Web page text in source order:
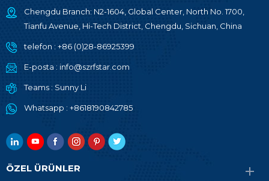
Chengdu Branch: N2-1604, Global Center, North No. 1700,
Tianfu Avenue, Hi-Tech District, Chengdu, Sichuan, China
telefon : +86 (0)28-86925399
E-posta : info@szrfstar.com
Teams : Sunny Li
Whatsapp : +8618190842785
ÖZEL ÜRÜNLER